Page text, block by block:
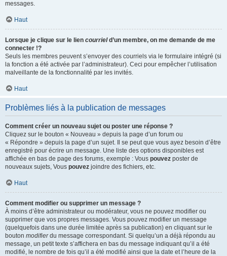
messages.
Haut
Lorsque je clique sur le lien courrield’un membre, on me demande de me
connecter !?
Seuls les membres peuvent s’envoyer des courriels via le formulaire intégré (si
la fonction a été activée par l’administrateur). Ceci pour empêcher l’utilisation
malveillante de la fonctionnalité par les invités.
Haut
Problèmes liés à la publication de messages
Comment créer un nouveau sujet ou poster une réponse ?
Cliquez sur le bouton « Nouveau » depuis la page d’un forum ou
« Répondre » depuis la page d’un sujet. Il se peut que vous ayez besoin d’être
enregistré pour écrire un message. Une liste des options disponibles est
affichée en bas de page des forums, exemple : Vous pouvez poster de
nouveaux sujets, Vous pouvez joindre des fichiers, etc.
Haut
Comment modifier ou supprimer un message ?
À moins d’être administrateur ou modérateur, vous ne pouvez modifier ou
supprimer que vos propres messages. Vous pouvez modifier un message
(quelquefois dans une durée limitée après sa publication) en cliquant sur le
bouton modifierdu message correspondant. Si quelqu’un a déjà répondu au
message, un petit texte s’affichera en bas du message indiquant qu’il a été
modifié, le nombre de fois qu’il a été modifié ainsi que la date et l’heure de la